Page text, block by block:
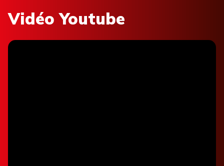
Vidéo Youtube